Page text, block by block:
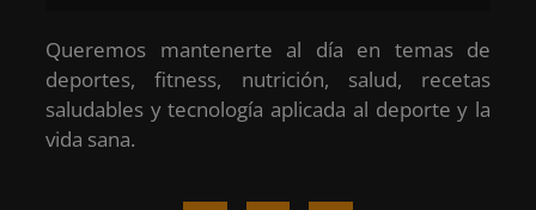
Queremos mantenerte al día en temas de
deportes, fitness, nutrición, salud, recetas
saludables y tecnología aplicada al deporte y la
vida sana.